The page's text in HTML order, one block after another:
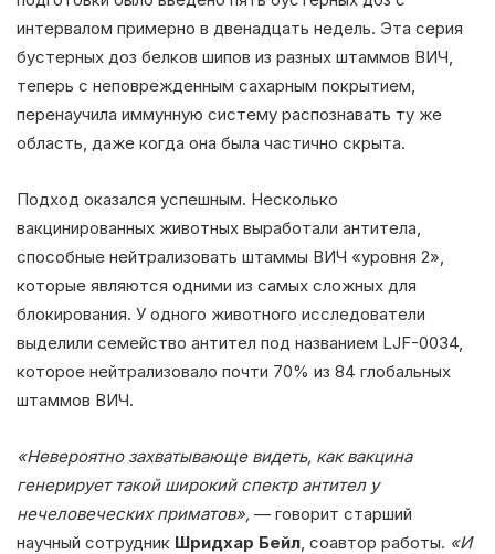
интервалом примерно в двенадцать недель. Эта серия
бустерных доз белков шипов из разных штаммов ВИЧ,
теперь с неповрежденным сахарным покрытием,
перенаучила иммунную систему распознавать ту же
область, даже когда она была частично скрыта.
Подход оказался успешным. Несколько
вакцинированных животных выработали антитела,
способные нейтрализовать штаммы ВИЧ «уровня 2»,
которые являются одними из самых сложных для
блокирования. У одного животного исследователи
выделили семейство антител под названием LJF-0034,
которое нейтрализовало почти 70% из 84 глобальных
штаммов ВИЧ.
«Невероятно захватывающе видеть, как вакцина
генерирует такой широкий спектр антител у
нечеловеческих приматов», — говорит старший
научный сотрудник Шридхар Бейл , соавтор работы. «И